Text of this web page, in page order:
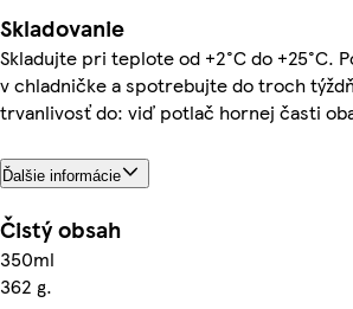
Skladovanie
Skladujte pri teplote od +2°C do +25°C.
v chladničke a spotrebujte do troch
trvanlivosť do: viď potlač hornej časti
Ďalšie informácie
Čistý obsah
350ml
362 g.